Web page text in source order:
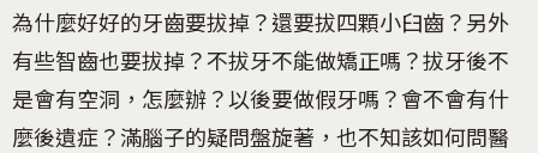
為什麼好好的牙齒要拔掉？還要拔四顆小臼齒？另外
有些智齒也要拔掉？不拔牙不能做矯正嗎？拔牙後不
是會有空洞，怎麼辦？以後要做假牙嗎？會不會有什
麼後遺症？滿腦子的疑問盤旋著，也不知該如何問醫